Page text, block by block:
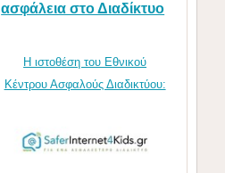
ασφάλεια στο Διαδίκτυο
Η ιστοθέση του Εθνικού
Κέντρου Ασφαλούς Διαδικτύου: